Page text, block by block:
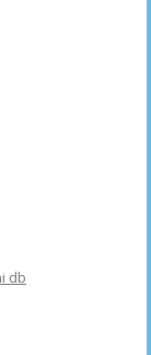
db